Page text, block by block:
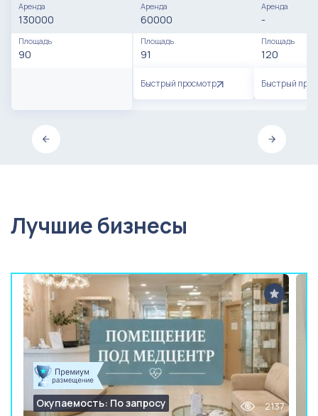
Аренда
130000
Площадь
90
Аренда
60000
Площадь
91
Быстрый просмотр
Аренда
-
Площадь
120
Быстрый
Лучшие бизнесы
Окупаемость: По запросу 2137